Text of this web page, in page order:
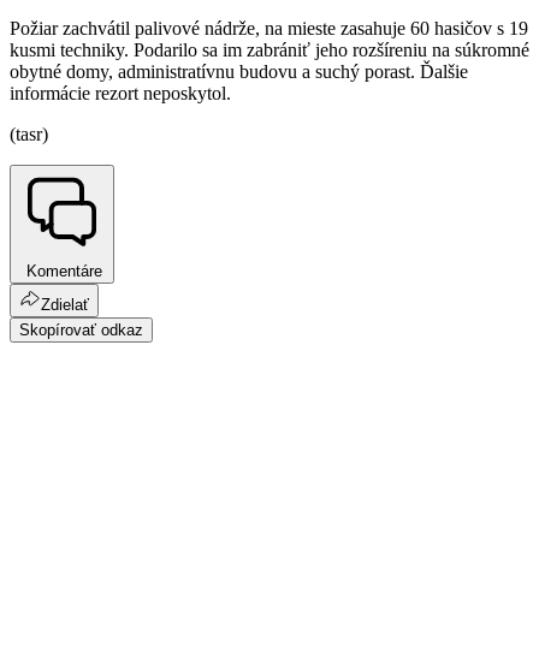
Požiar zachvátil palivové nádrže, na mieste zasahuje 60 hasičov s 19
kusmi techniky. Podarilo sa im zabrániť jeho rozšíreniu na súkromné
obytné domy, administratívnu budovu a suchý porast. Ďalšie
informácie rezort neposkytol.
(tasr)
Komentáre
Zdielať
Skopírovať odkaz